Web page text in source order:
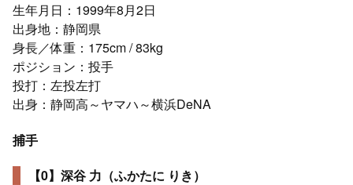
生年月日：1999年8月2日
出身地：静岡県
身長／体重：175cm / 83kg
ポジション：投手
投打：左投左打
出身：静岡高～ヤマハ～横浜DeNA
捕手
【0】深谷 力（ふかたに りき）